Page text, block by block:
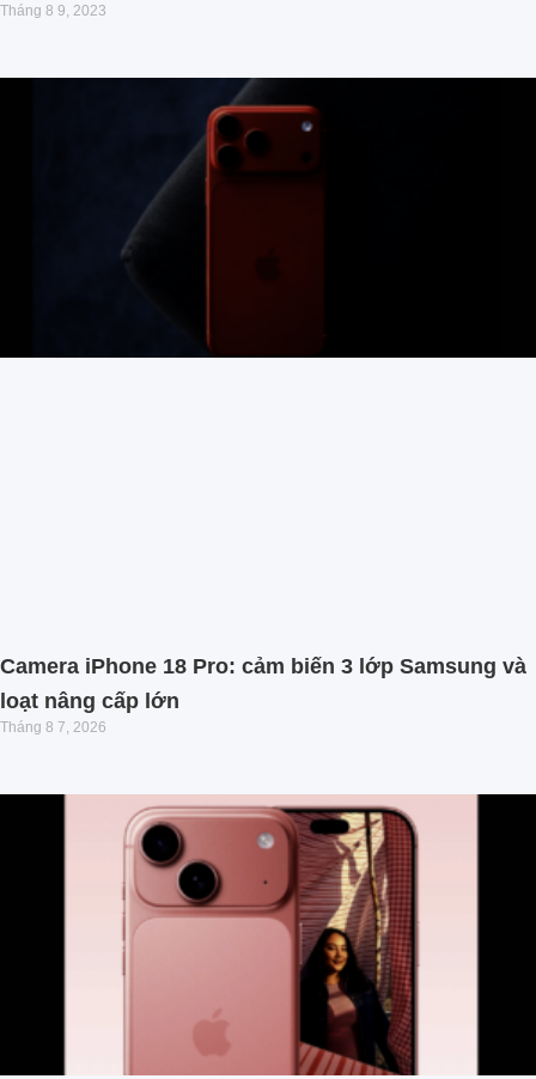
Tháng 8 9, 2023
Camera iPhone 18 Pro: cảm biến 3 lớp Samsung và
loạt nâng cấp lớn
Tháng 8 7, 2026